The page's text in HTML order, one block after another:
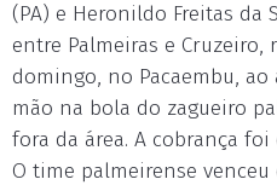
(PA) e Heronildo Freitas da
entre Palmeiras e
domingo, no Pacaembu,
mão na bola do zagueiro
fora da área. A cobrança
O time palmeirense